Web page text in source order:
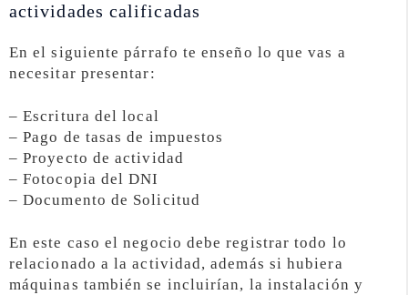
actividades calificadas
En el siguiente párrafo te enseño lo que vas a
necesitar presentar:
– Escritura del local
– Pago de tasas de impuestos
– Proyecto de actividad
– Fotocopia del DNI
– Documento de Solicitud
En este caso el negocio debe registrar todo lo
relacionado a la actividad, además si hubiera
máquinas también se incluirían, la instalación y